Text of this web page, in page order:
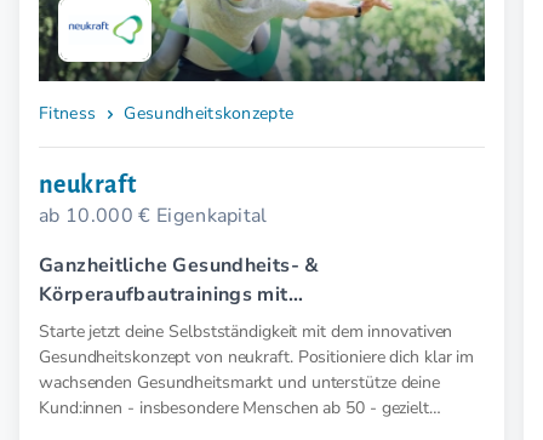
Fitness Gesundheitskonzepte
neukraft
ab 10.000 € Eigenkapital
Ganzheitliche Gesundheits- &
Körperaufbautrainings mit
Elektromyostimulation (EMS).
Starte jetzt deine Selbstständigkeit mit dem innovativen
Gesundheitskonzept von neukraft. Positioniere dich klar im
wachsenden Gesundheitsmarkt und unterstütze deine
Kund:innen - insbesondere Menschen ab 50 - gezielt